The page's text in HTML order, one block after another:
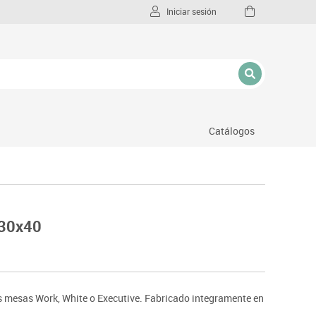
Iniciar sesión
Catálogos
Work, White o Executive. Fabricado integramente en